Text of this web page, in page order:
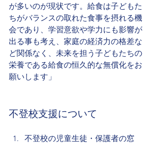
が多いのが現状です。給食は子どもた
ちがバランスの取れた食事を摂れる機
会であり、学習意欲や学力にも影響が
出る事も考え、家庭の経済力の格差な
ど関係なく、未来を担う子どもたちの
栄養である給食の恒久的な無償化をお
願いします」
不登校支援について
不登校の児童生徒・保護者の窓